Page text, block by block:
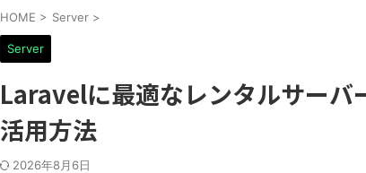
HOME > Server >
Server
Laravelに最適なレンタルサーバ
活用方法
2026年8月6日